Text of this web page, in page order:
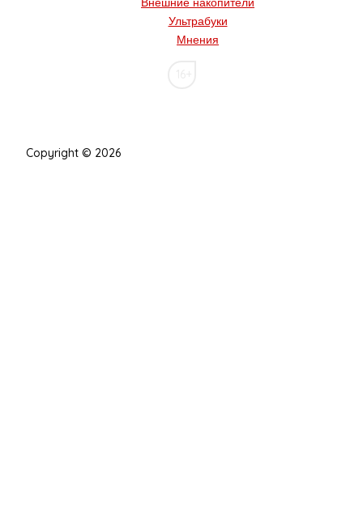
Ультрабуки
Мнения
Copyright © 2026